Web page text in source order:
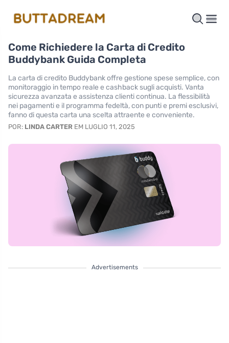
Come Richiedere la Carta di Credito
Buddybank Guida Completa
La carta di credito Buddybank offre gestione spese semplice, con
monitoraggio in tempo reale e cashback sugli acquisti. Vanta
sicurezza avanzata e assistenza clienti continua. La flessibilità
nei pagamenti e il programma fedeltà, con punti e premi esclusivi,
fanno di questa carta una scelta attraente e conveniente.
POR: LINDA CARTER EM LUGLIO 11, 2025
Advertisements